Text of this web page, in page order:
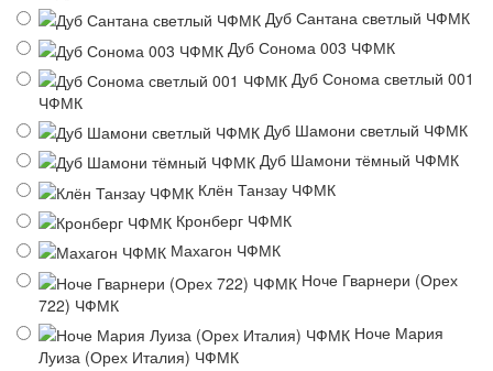
Дуб Сантана светлый ЧФМК
Дуб Сонома 003 ЧФМК
Дуб Сонома светлый 001
ЧФМК
Дуб Шамони светлый ЧФМК
Дуб Шамони тёмный ЧФМК
Клён Танзау ЧФМК
Кронберг ЧФМК
Махагон ЧФМК
Ноче Гварнери (Орех
722) ЧФМК
Ноче Мария
Луиза (Орех Италия) ЧФМК